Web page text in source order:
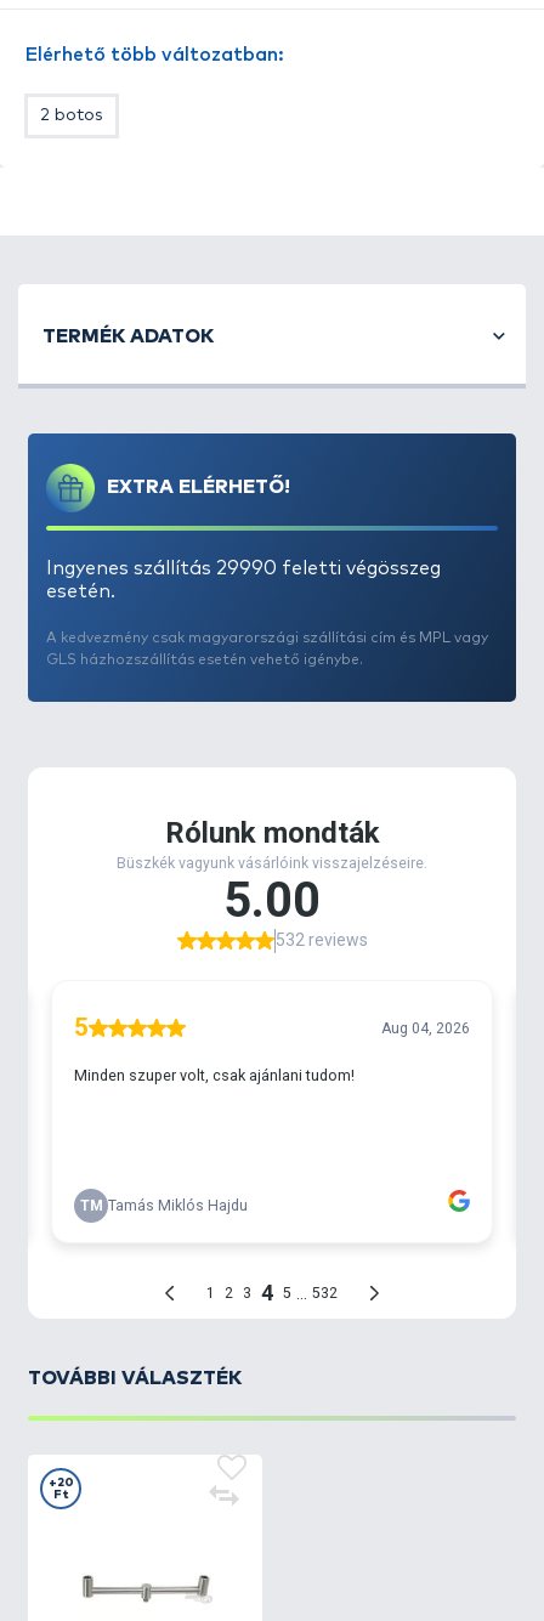
Elérhető több változatban:
2 botos
EXTRA ELÉRHETŐ!
Ingyenes szállítás 29990 feletti végösszeg
esetén.
A kedvezmény csak magyarországi szállítási cím és MPL vagy
GLS házhozszállítás esetén vehető igénybe.
TOVÁBBI VÁLASZTÉK
+20
Ft
TERMÉK ADATOK